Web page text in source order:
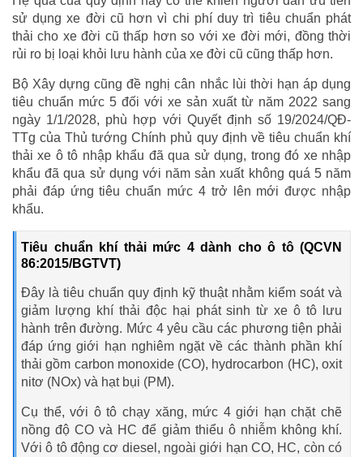
sử dụng xe đời cũ hơn vì chi phí duy trì tiêu chuẩn phát
thải cho xe đời cũ thấp hơn so với xe đời mới, đồng thời
rủi ro bị loại khỏi lưu hành của xe đời cũ cũng thấp hơn.
Bộ Xây dựng cũng đề nghị cân nhắc lùi thời hạn áp dụng
tiêu chuẩn mức 5 đối với xe sản xuất từ năm 2022 sang
ngày 1/1/2028, phù hợp với Quyết định số 19/2024/QĐ-
TTg của Thủ tướng Chính phủ quy định về tiêu chuẩn khí
thải xe ô tô nhập khẩu đã qua sử dụng, trong đó xe nhập
khẩu đã qua sử dụng với năm sản xuất không quá 5 năm
phải đáp ứng tiêu chuẩn mức 4 trở lên mới được nhập
khẩu.
Tiêu chuẩn khí thải mức 4 dành cho ô tô (QCVN
86:2015/BGTVT)
Đây là tiêu chuẩn quy định kỹ thuật nhằm kiểm soát và
giảm lượng khí thải độc hại phát sinh từ xe ô tô lưu
hành trên đường. Mức 4 yêu cầu các phương tiện phải
đáp ứng giới hạn nghiêm ngặt về các thành phần khí
thải gồm carbon monoxide (CO), hydrocarbon (HC), oxit
nitơ (NOx) và hạt bụi (PM).
Cụ thể, với ô tô chạy xăng, mức 4 giới hạn chặt chẽ
nồng độ CO và HC để giảm thiểu ô nhiễm không khí.
Với ô tô động cơ diesel, ngoài giới hạn CO, HC, còn có